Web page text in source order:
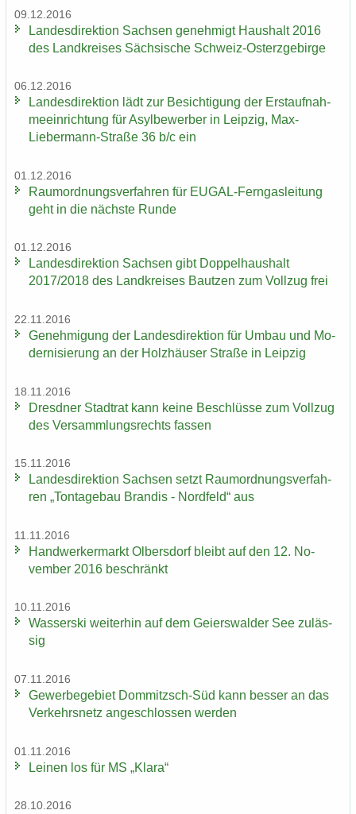
09.12.2016
Lan­des­di­rek­ti­on Sach­sen ge­neh­migt Haus­halt 2016
des Land­krei­ses Säch­si­sche Schweiz-​Osterzgebirge
06.12.2016
Lan­des­di­rek­ti­on lädt zur Be­sich­ti­gung der Erst­auf­nah­
me­ein­rich­tung für Asyl­be­wer­ber in Leip­zig, Max-​
Liebermann-Straße 36 b/c ein
01.12.2016
Raum­ord­nungs­ver­fah­ren für EUGAL-​Ferngasleitung
geht in die nächs­te Runde
01.12.2016
Lan­des­di­rek­ti­on Sach­sen gibt Dop­pel­haus­halt
2017/2018 des Land­krei­ses Baut­zen zum Voll­zug frei
22.11.2016
Ge­neh­mi­gung der Lan­des­di­rek­ti­on für Umbau und Mo­
der­ni­sie­rung an der Holz­häu­ser Stra­ße in Leip­zig
18.11.2016
Dresd­ner Stadt­rat kann keine Be­schlüs­se zum Voll­zug
des Ver­samm­lungs­rechts fas­sen
15.11.2016
Lan­des­di­rek­ti­on Sach­sen setzt Raum­ord­nungs­ver­fah­
ren „Ton­ta­ge­bau Bran­dis - Nord­feld“ aus
11.11.2016
Hand­wer­ker­markt Ol­bers­dorf bleibt auf den 12. No­
vem­ber 2016 be­schränkt
10.11.2016
Was­ser­ski wei­ter­hin auf dem Gei­ers­wal­der See zu­läs­
sig
07.11.2016
Ge­wer­be­ge­biet Dommitzsch-​Süd kann bes­ser an das
Ver­kehrs­netz an­ge­schlos­sen wer­den
01.11.2016
Lei­nen los für MS „Klara“
28.10.2016